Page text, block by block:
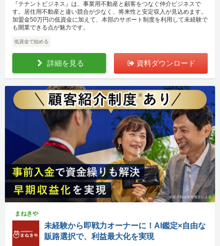
『テナントビジネス』は、事業用不動産と顧客をつなぐ仲介ビジネスで
す。居住用不動産と違い競合が少なく、将来性と安定収入が見込めます。
加盟金50万円の低資金に加えて、本部のサポート制度を利用して未経験で
も開業できる点が魅力です。
低資金で始める
詳細を見る 資料ダウンロード
まねきや
未経験から即戦力オーナーに！AI鑑定×自由な
販路選択で、利益最大化を実現